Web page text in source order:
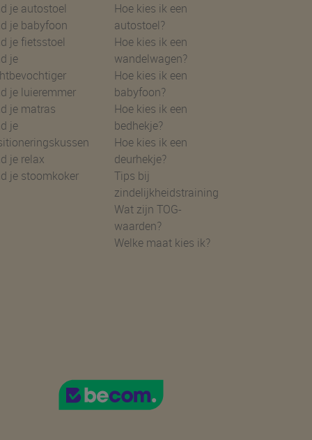
je autostoel
je babyfoon
je fietsstoel
je
je luieremmer
je matras
je
je relax
je stoomkoker
Hoe kies ik een
autostoel?
Hoe kies ik een
wandelwagen?
Hoe kies ik een
babyfoon?
Hoe kies ik een
bedhekje?
Hoe kies ik een
deurhekje?
Tips bij
zindelijkheidstraining
Wat zijn TOG-
waarden?
Welke maat kies ik?